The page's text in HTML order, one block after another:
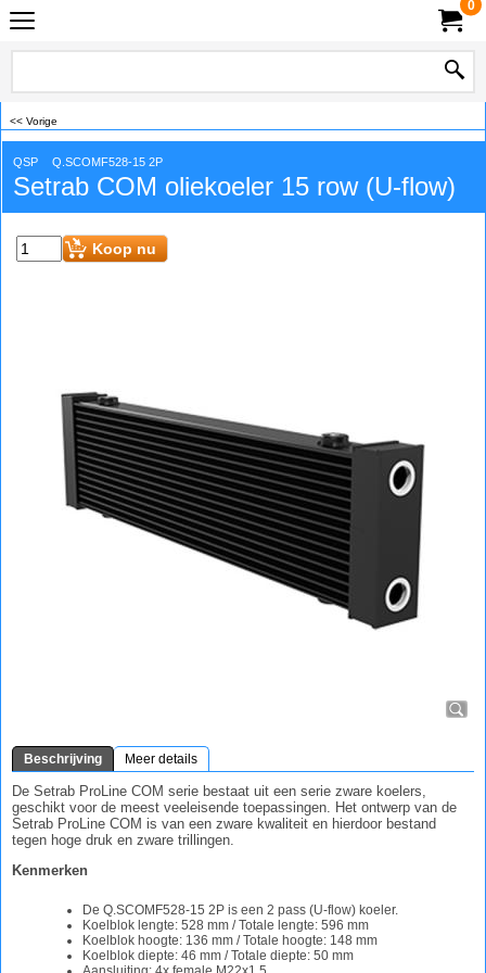
0
<< Vorige
QSP Q.SCOMF528-15 2P
Setrab COM oliekoeler 15 row (U-flow)
Koop nu
Beschrijving Meer details
De Setrab ProLine COM serie bestaat uit een serie zware koelers,
geschikt voor de meest veeleisende toepassingen. Het ontwerp van de
Setrab ProLine COM is van een zware kwaliteit en hierdoor bestand
tegen hoge druk en zware trillingen.
Kenmerken
De Q.SCOMF528-15 2P is een 2 pass (U-flow) koeler.
Koelblok lengte: 528 mm / Totale lengte: 596 mm
Koelblok hoogte: 136 mm / Totale hoogte: 148 mm
Koelblok diepte: 46 mm / Totale diepte: 50 mm